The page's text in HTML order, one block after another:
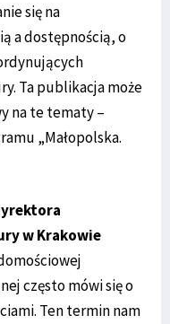
się na
a dostępnością, o
Ta publikacja może
na te tematy –
„Małopolska.
w Krakowie
często mówi się o
Ten termin nam